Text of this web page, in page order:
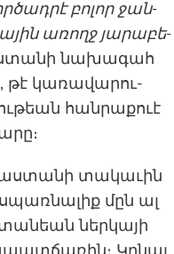
բո­լոր ջան­
առողջ յա­րաբե­
նա­խագահ
թէ կա­ռավա­րու­
հան­րա­քուէ
տակաւին
մըն ալ
ներկայի